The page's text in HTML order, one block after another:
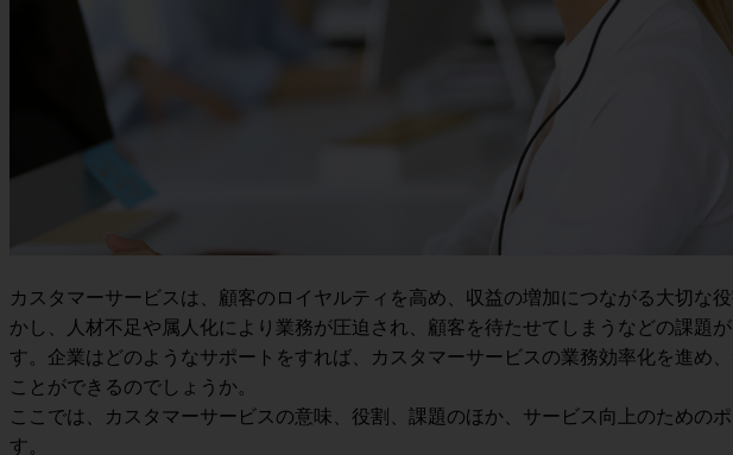
カスタマーサービスは、顧客のロイヤルティを高め、収益の増加につながる大切な
かし、人材不足や属人化により業務が圧迫され、顧客を待たせてしまうなどの課題
す。企業はどのようなサポートをすれば、カスタマーサービスの業務効率化を進め
ことができるのでしょうか。
ここでは、カスタマーサービスの意味、役割、課題のほか、サービス向上のための
す。